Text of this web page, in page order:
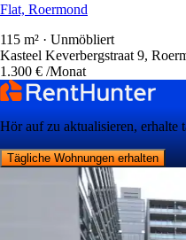
Flat, Roermond
115 m² · Unmöbliert
Kasteel Keverbergstraat 9,
1.300 € /Monat
Hör auf zu aktualisieren, erhalte
Tägliche Wohnungen erhalten